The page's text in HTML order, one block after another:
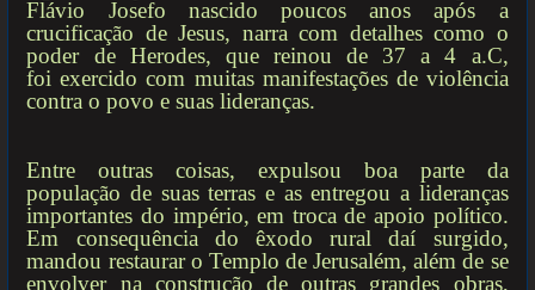
Flávio Josefo nascido poucos anos após a
crucificação de Jesus, narra com detalhes como o
poder de Herodes, que reinou de 37 a 4 a.C,
foi exercido com muitas manifestações de violência
contra o povo e suas lideranças.
Entre outras coisas, expulsou boa parte da
população de suas terras e as entregou a lideranças
importantes do império, em troca de apoio político.
Em consequência do êxodo rural daí surgido,
mandou restaurar o Templo de Jerusalém, além de se
envolver na construção de outras grandes obras,